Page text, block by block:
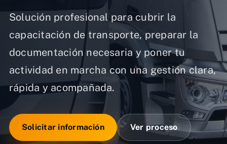
Solución profesional para cubrir la
capacitación de transporte, preparar la
documentación necesaria y poner tu
actividad en marcha con una gestión clara,
rápida y acompañada.
Solicitar información Ver proceso